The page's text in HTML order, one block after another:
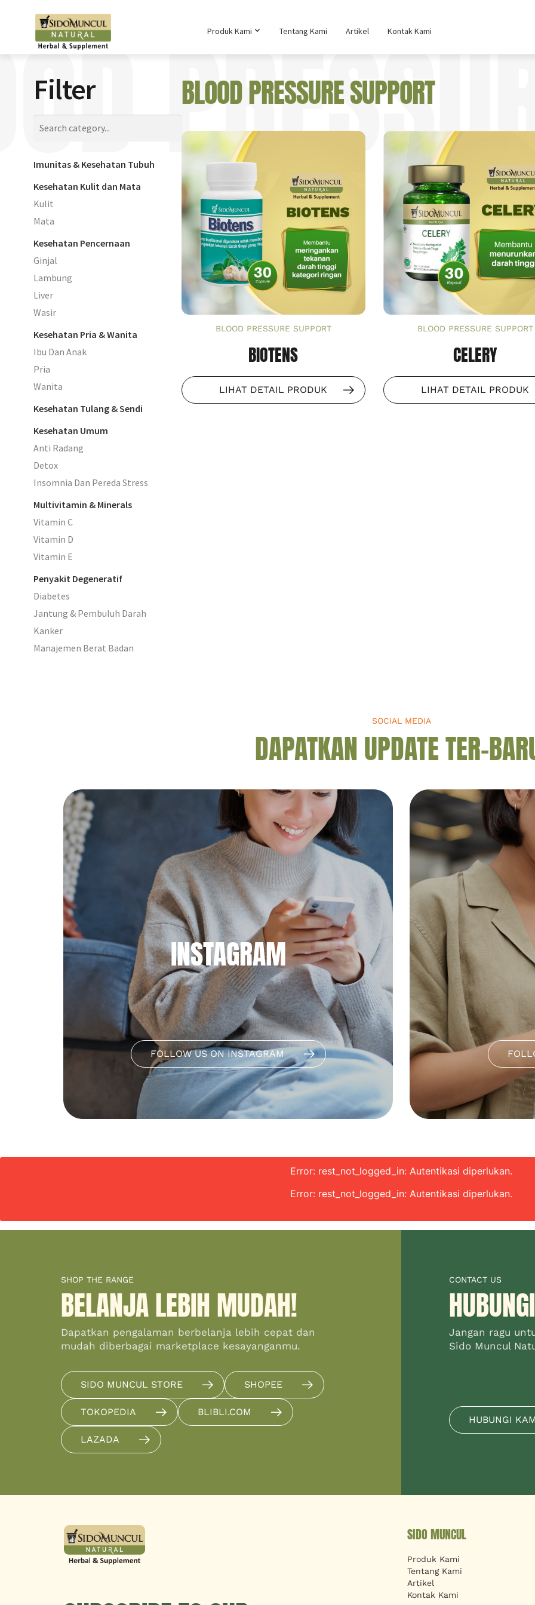
Produk Kami Tentang Kami Artikel Kontak Kami
BLOOD PRESSURE SUPPORT
BLOOD PRESSURE SUPPORT
BIOTENS
LIHAT DETAIL PRODUK
BLOOD PRESSURE SUPPORT
CELERY
LIHAT DETAIL PRODUK
Filter
Imunitas & Kesehatan Tubuh
Kesehatan Kulit dan Mata
Kulit
Mata
Kesehatan Pencernaan
Ginjal
Lambung
Liver
Wasir
Kesehatan Pria & Wanita
Ibu Dan Anak
Pria
Wanita
Kesehatan Tulang & Sendi
Kesehatan Umum
Anti Radang
Detox
Insomnia Dan Pereda Stress
Multivitamin & Minerals
Vitamin C
Vitamin D
Vitamin E
Penyakit Degeneratif
Diabetes
Jantung & Pembuluh Darah
Kanker
Manajemen Berat Badan
SOCIAL MEDIA
DAPATKAN UPDATE TER-
INSTAGRAM
FOLLOW US ON INSTAGRAM
Error: rest_not_logged_in: Autentikasi diperlukan.
Error: rest_not_logged_in: Autentikasi diperlukan.
SHOP THE RANGE
BELANJA LEBIH MUDAH!
Dapatkan pengalaman berbelanja lebih cepat dan
mudah diberbagai marketplace kesayanganmu.
SIDO MUNCUL STORE SHOPEE
TOKOPEDIA BLIBLI.COM
LAZADA
CONTACT US
Jangan ragu
Sido Muncul
HUBUNGI
SIDO MUNCUL
Produk Kami
Tentang Kami
Artikel
Kontak Kami